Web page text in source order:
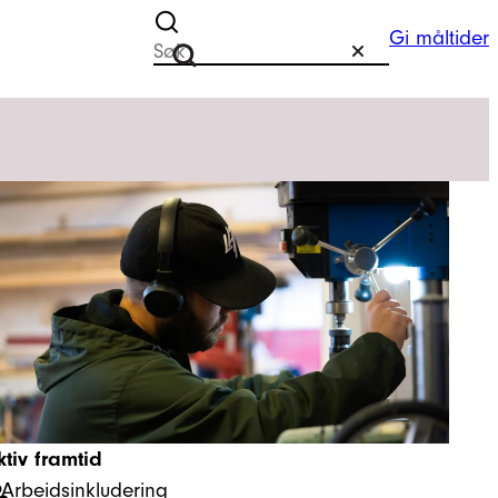
Søk etter
Søk TilbakestillGi måltider
framtid
Arbeidsinkludering